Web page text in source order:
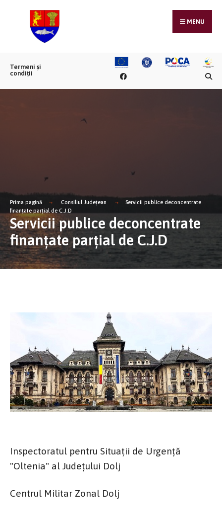
MENU
Termeni și
condiții
Prima pagină Consiliul Județean
Servicii publice deconcentrate
finanțate parțial de C.J.D
Servicii publice deconcentrate
finanțate parțial de C.J.D
Inspectoratul pentru Situații de Urgență
"Oltenia" al Județului Dolj
Centrul Militar Zonal Dolj